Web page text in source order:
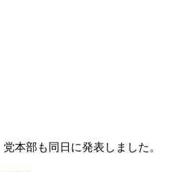
本部も同日に発表しました。